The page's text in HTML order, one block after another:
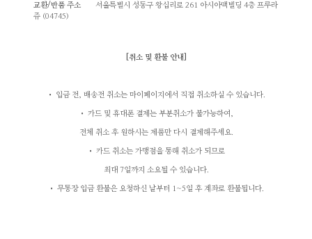
교환/반품 주소 서울특별시 성동구 왕십리로 261 아시아맥빌딩 4층 프루라
쥬 (04745)
취소 및 환불 안내
• 입금 전, 배송전 취소는 마이페이지에서 직접 취소하실 수 있습니다.
• 카드 및 휴대폰 결제는 부분취소가 불가능하여,
전체 취소 후 원하시는 제품만 다시 결제해주세요.
• 카드 취소는 가맹점을 통해 취소가 되므로
최대 7일까지 소요될 수 있습니다.
• 무통장 입금 환불은 요청하신 날부터 1~5일 후 계좌로 환불됩니다.